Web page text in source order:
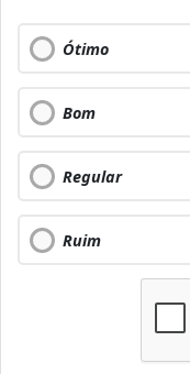
Ótimo
Bom
Regular
Ruim